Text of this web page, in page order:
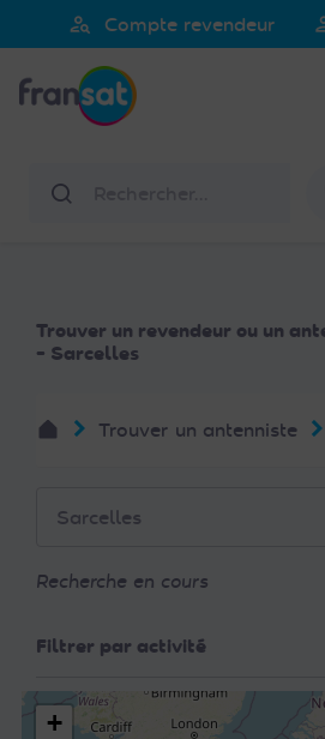
noter
Ce
comprend
person_search Compte revendeur
Trouver un revendeur ou un
- Sarcelles
Trouver un antenniste
Recherche en cours
Filtrer par activité
+